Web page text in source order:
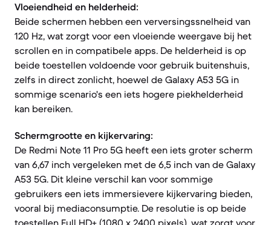
Vloeiendheid en helderheid:
Beide schermen hebben een verversingssnelheid van
120 Hz, wat zorgt voor een vloeiende weergave bij het
scrollen en in compatibele apps. De helderheid is op
beide toestellen voldoende voor gebruik buitenshuis,
zelfs in direct zonlicht, hoewel de Galaxy A53 5G in
sommige scenario's een iets hogere piekhelderheid
kan bereiken.
Schermgrootte en kijkervaring:
De Redmi Note 11 Pro 5G heeft een iets groter scherm
van 6,67 inch vergeleken met de 6,5 inch van de Galaxy
A53 5G. Dit kleine verschil kan voor sommige
gebruikers een iets immersievere kijkervaring bieden,
vooral bij mediaconsumptie. De resolutie is op beide
toestellen Full HD+ (1080 x 2400 pixels), wat zorgt voor